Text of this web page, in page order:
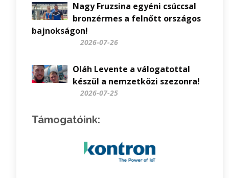
Nagy Fruzsina egyéni csúccsal
bronzérmes a felnőtt országos
bajnokságon!
2026-07-26
Oláh Levente a válogatottal
készül a nemzetközi szezonra!
2026-07-25
Támogatóink: